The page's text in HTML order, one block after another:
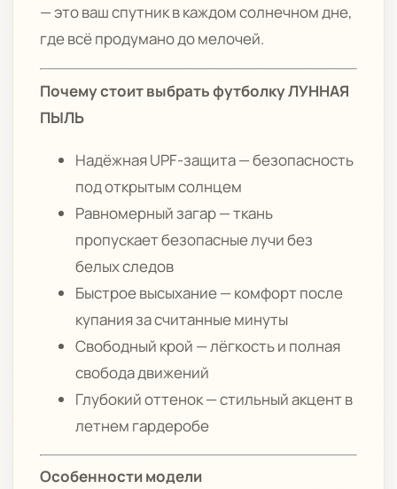
— это ваш спутник в каждом солнечном дне,
где всё продумано до мелочей.
Почему стоит выбрать футболку ЛУННАЯ
ПЫЛЬ
Надёжная UPF-защита — безопасность
под открытым солнцем
Равномерный загар — ткань
пропускает безопасные лучи без
белых следов
Быстрое высыхание — комфорт после
купания за считанные минуты
Свободный крой — лёгкость и полная
свобода движений
Глубокий оттенок — стильный акцент в
летнем гардеробе
Особенности модели